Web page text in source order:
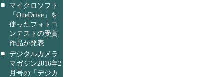
■
マイクロソフト
「OneDrive」を
使ったフォトコ
ンテストの受賞
作品が発表
■ デジタルカメラ
マガジン2016年2
月号の「デジカ